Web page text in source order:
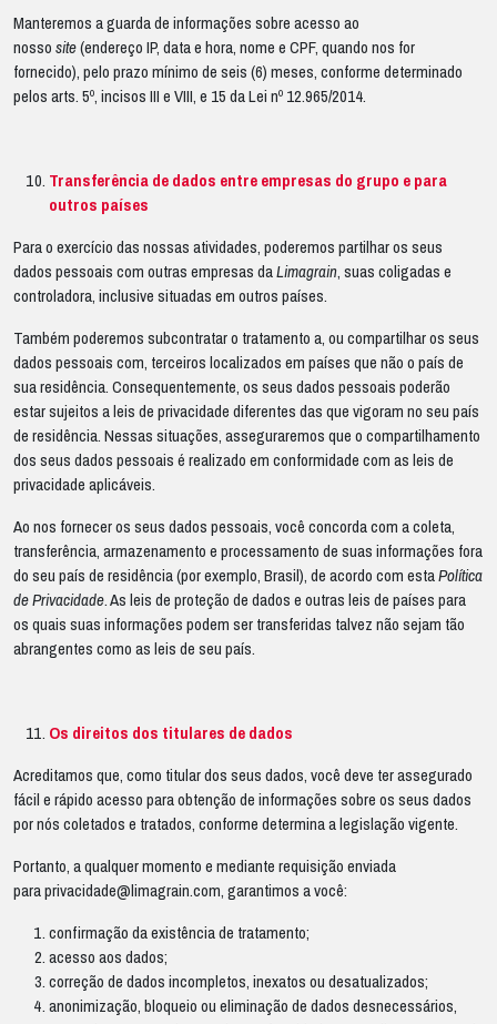
Manteremos a guarda de informações sobre acesso ao
nossosite(endereço IP, data e hora, nome e CPF, quando nos for
fornecido), pelo prazo mínimo de seis (6) meses, conforme determinado
pelos arts. 5º, incisos III e VIII, e 15 da Lei nº 12.965/2014.
Transferência de dados entre empresas do grupo e para
outros países
Para o exercício das nossas atividades, poderemos partilhar os seus
dados pessoais com outras empresas daLimagrain, suas coligadas e
controladora, inclusive situadas em outros países.
Também poderemos subcontratar o tratamento a, ou compartilhar os seus
dados pessoais com, terceiros localizados em países que não o país de
sua residência. Consequentemente, os seus dados pessoais poderão
estar sujeitos a leis de privacidade diferentes das que vigoram no seu país
de residência. Nessas situações, asseguraremos que o compartilhamento
dos seus dados pessoais é realizado em conformidade com as leis de
privacidade aplicáveis.
Ao nos fornecer os seus dados pessoais, você concorda com a coleta,
transferência, armazenamento e processamento de suas informações fora
do seu país de residência (por exemplo, Brasil), de acordo com estaPolítica
de Privacidade. As leis de proteção de dados e outras leis de países para
os quais suas informações podem ser transferidas talvez não sejam tão
abrangentes como as leis de seu país.
Os direitos dos titulares de dados
Acreditamos que, como titular dos seus dados, você deve ter assegurado
fácil e rápido acesso para obtenção de informações sobre os seus dados
por nós coletados e tratados, conforme determina a legislação vigente.
Portanto, a qualquer momento e mediante requisição enviada
paraprivacidade@limagrain.com, garantimos a você:
confirmação da existência de tratamento;
acesso aos dados;
correção de dados incompletos, inexatos ou desatualizados;
anonimização, bloqueio ou eliminação de dados desnecessários,